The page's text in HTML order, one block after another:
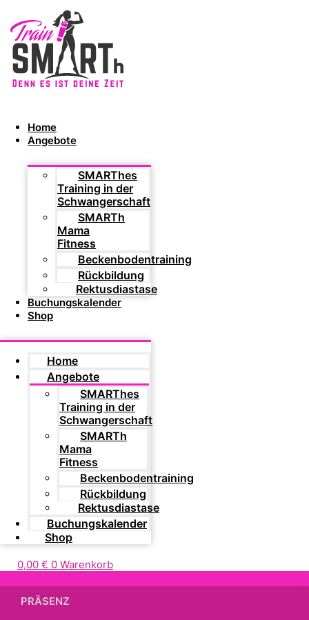
Home
Angebote
SMARThes
Training in der
Schwangerschaft
SMARTh
Mama
Fitness
Beckenbodentraining
Rückbildung
Rektusdiastase
Buchungskalender
Shop
Home
Angebote
SMARThes
Training in der
Schwangerschaft
SMARTh
Mama
Fitness
Beckenbodentraining
Rückbildung
Rektusdiastase
Buchungskalender
Shop
0,00 € 0 Warenkorb
PRÄSENZ